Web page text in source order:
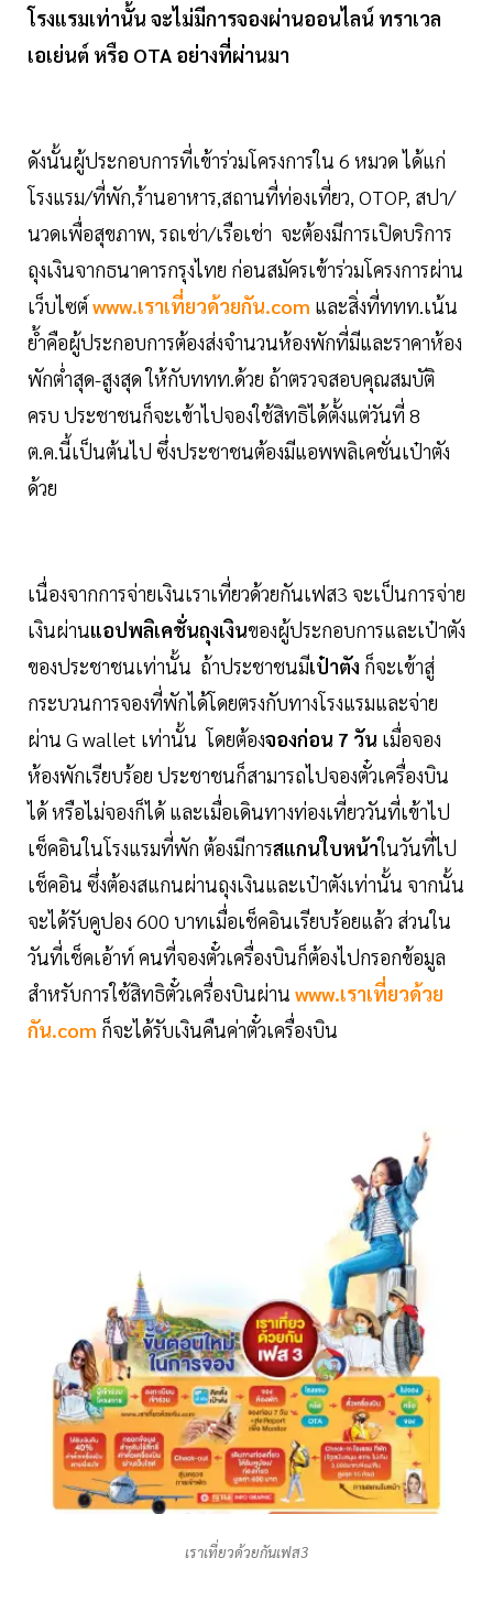
โรงแรมเท่านั้น จะไม่มีการจองผ่านออนไลน์ ทราเวล
เอเย่นต์ หรือ OTA อย่างที่ผ่านมา
ดังนั้นผู้ประกอบการที่เข้าร่วมโครงการใน 6 หมวด ได้แก่
โรงแรม/ที่พัก,ร้านอาหาร,สถานที่ท่องเที่ยว, OTOP, สปา/
นวดเพื่อสุขภาพ, รถเช่า/เรือเช่า จะต้องมีการเปิดบริการ
ถุงเงินจากธนาคารกรุงไทย ก่อนสมัครเข้าร่วมโครงการผ่าน
เว็บไซต์ www.เราเที่ยวด้วยกัน.com และสิ่งที่ททท.เน้น
ย้ำคือผู้ประกอบการต้องส่งจำนวนห้องพักที่มีและราคาห้อง
พักต่ำสุด-สูงสุด ให้กับททท.ด้วย ถ้าตรวจสอบคุณสมบัติ
ครบ ประชาชนก็จะเข้าไปจองใช้สิทธิได้ตั้งแต่วันที่ 8
ต.ค.นี้เป็นต้นไป ซึ่งประชาชนต้องมีแอพพลิเคชั่นเป๋าตัง
ด้วย
เนื่องจากการจ่ายเงินเราเที่ยวด้วยกันเฟส3 จะเป็นการจ่าย
เงินผ่านแอปพลิเคชั่นถุงเงินของผู้ประกอบการและเป๋าตัง
ของประชาชนเท่านั้น ถ้าประชาชนมีเป๋าตัง ก็จะเข้าสู่
กระบวนการจองที่พักได้โดยตรงกับทางโรงแรมและจ่าย
ผ่าน G wallet เท่านั้น โดยต้องจองก่อน 7 วัน เมื่อจอง
ห้องพักเรียบร้อย ประชาชนก็สามารถไปจองตั๋วเครื่องบิน
ได้ หรือไม่จองก็ได้ และเมื่อเดินทางท่องเที่ยววันที่เข้าไป
เช็คอินในโรงแรมที่พัก ต้องมีการสแกนใบหน้าในวันที่ไป
เช็คอิน ซึ่งต้องสแกนผ่านถุงเงินและเป๋าตังเท่านั้น จากนั้น
จะได้รับคูปอง 600 บาทเมื่อเช็คอินเรียบร้อยแล้ว ส่วนใน
วันที่เช็คเอ้าท์ คนที่จองตั๋วเครื่องบินก็ต้องไปกรอกข้อมูล
สำหรับการใช้สิทธิตั๋วเครื่องบินผ่าน www.เราเที่ยวด้วย
กัน.com ก็จะได้รับเงินคืนค่าตั๋วเครื่องบิน
เราเที่ยวด้วยกันเฟส3